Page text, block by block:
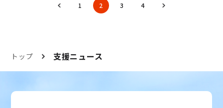
1 2 3 4
トップ 支援ニュース